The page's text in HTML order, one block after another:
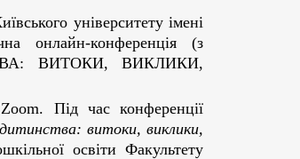
університету імені
онлайн-конференція (з
ВИТОКИ, ВИКЛИКИ,
Під час конференції
витоки, виклики,
освіти Факультету